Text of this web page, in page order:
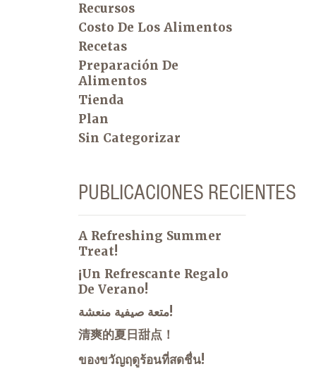
Recursos
Costo De Los Alimentos
Recetas
Preparación De
Alimentos
Tienda
Plan
Sin Categorizar
PUBLICACIONES RECIENTES
A Refreshing Summer
Treat!
¡Un Refrescante Regalo
De Verano!
متعة صيفية منعشة!
清爽的夏日甜点！
ของขวัญฤดูร้อนที่สดชื่น!